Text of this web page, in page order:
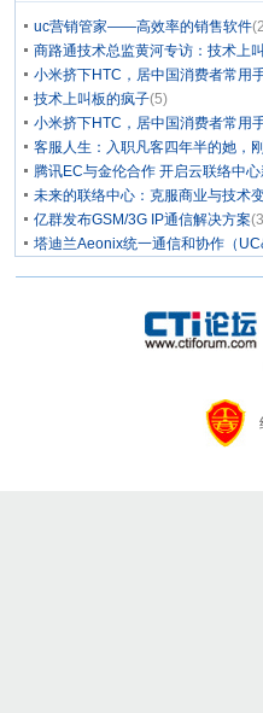
uc营销管家——高效率的销售软件
商路通技术总监黄河专访：技术上
小米挤下HTC，居中国消费者常用
技术上叫板的疯子(5)
小米挤下HTC，居中国消费者常用
客服人生：入职凡客四年半的她，
腾讯EC与金伦合作 开启云联络中
未来的联络中心：克服商业与技术
亿群发布GSM/3G IP通信解决方案
塔迪兰Aeonix统一通信和协作（